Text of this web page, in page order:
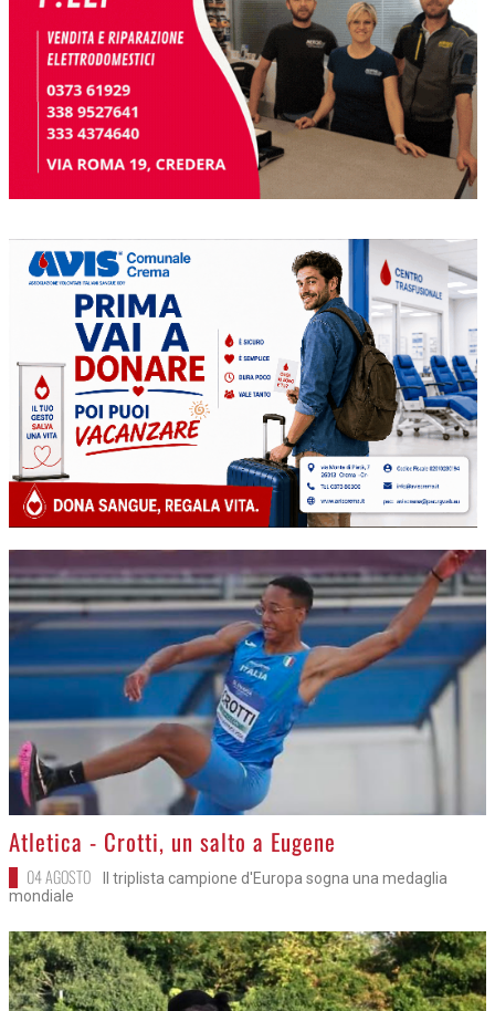
>
Atletica - Crotti, un salto a Eugene
04 AGOSTO
Il triplista campione d'Europa sogna una medaglia
mondiale